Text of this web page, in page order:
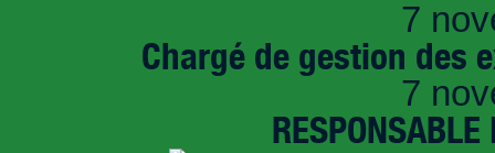
7
Chargé de gestion des
7